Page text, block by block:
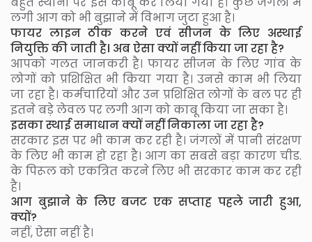
लगी आग को भी बुझाने में विभाग जुटा हुआ है।
फायर लाइन ठीक करने एवं सीजन के लिए अस्थाई
नियुक्ति की जाती है। अब ऐसा क्यों नहीं किया जा रहा है?
आपको गलत जानकरी है। फायर सीजन के लिए गांव के
लोगों को प्रशिक्षित भी किया गया है। उनसे काम भी लिया
जा रहा है। कर्मचारियों और उन प्रशिक्षित लोगों के बल पर ही
इतने बड़े लेवल पर लगी आग को काबू किया जा सका है।
इसका स्थाई समाधान क्यों नहीं निकाला जा रहा है?
सरकार इस पर भी काम कर रही है। जंगलों में पानी संरक्षण
के लिए भी काम हो रहा है। आग का सबसे बड़ा कारण चीड.
के पिरूल को एकत्रित करने लिए भी सरकार काम कर रही
है।
आग बुझाने के लिए बजट एक सप्ताह पहले जारी हुआ,
क्यों?
नहीं, ऐसा नहीं है।